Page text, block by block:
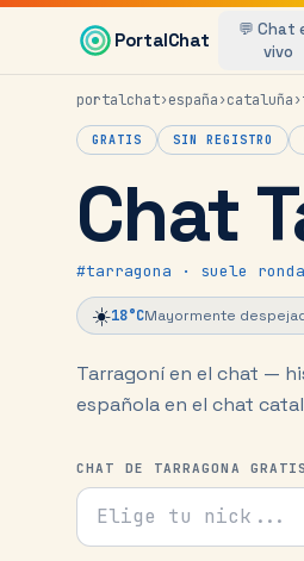
Saltar al contenido principal
PortalChat
💬 Chat
vivo
portalchat›españa›cataluña›
GRATIS SIN REGISTRO
Chat
#tarragona · suele
☀️18°CMayormente
Tarragoní en el chat —
española en el chat
CHAT DE TARRAGONA
Tu nick para el chat